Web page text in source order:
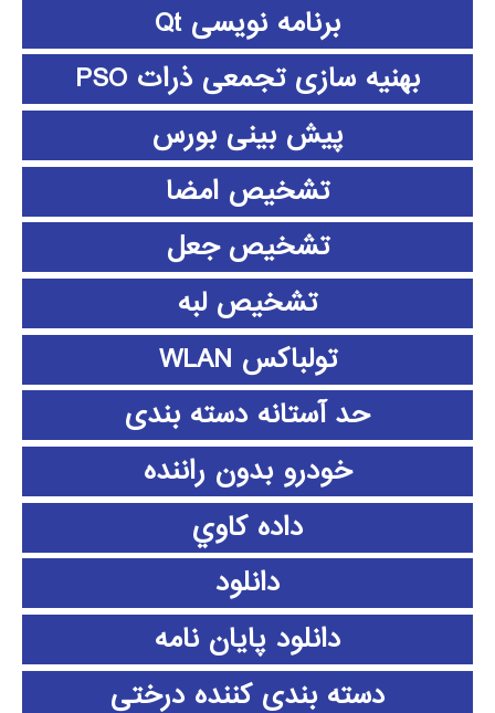
برنامه نویسی Qt
بهنیه سازی تجمعی ذرات PSO
پیش بینی بورس
تشخیص امضا
تشخیص جعل
تشخیص لبه
تولباکس WLAN
حد آستانه دسته بندی
خودرو بدون راننده
داده كاوي
دانلود
دانلود پايان نامه
دسته بندی کننده درختی